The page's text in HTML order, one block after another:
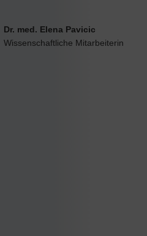
Dr. med. Elena Pavicic
Wissenschaftliche Mitarbeiterin